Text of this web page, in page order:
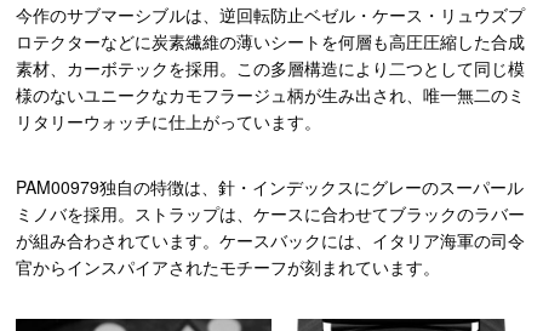
今作のサブマーシブルは、逆回転防止ベゼル・ケース・リュウズプ
ロテクターなどに炭素繊維の薄いシートを何層も高圧圧縮した合成
素材、カーボテックを採用。この多層構造により二つとして同じ模
様のないユニークなカモフラージュ柄が生み出され、唯一無二のミ
リタリーウォッチに仕上がっています。
PAM00979独自の特徴は、針・インデックスにグレーのスーパール
ミノバを採用。ストラップは、ケースに合わせてブラックのラバー
が組み合わされています。ケースバックには、イタリア海軍の司令
官からインスパイアされたモチーフが刻まれています。